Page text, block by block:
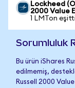
Lockheed
2000 Value
1 LMTon
Sorumluluk
Bu ürün iShares
edilmemiş,
Russell 2000